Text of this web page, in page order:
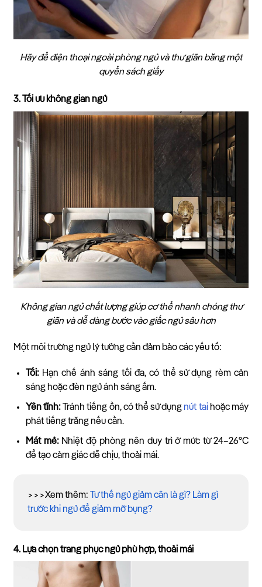
Hãy để điện thoại ngoài phòng ngủ và thư giãn bằng một
quyển sách giấy
3. Tối ưu không gian ngủ
Không gian ngủ chất lượng giúp cơ thể nhanh chóng thư
giãn và dễ dàng bước vào giấc ngủ sâu hơn
Một môi trường ngủ lý tưởng cần đảm bảo các yếu tố:
Tối:Hạn chế ánh sáng tối đa, có thể sử dụng rèm cản
sáng hoặc đèn ngủ ánh sáng ấm.
Yên tĩnh:Tránh tiếng ồn, có thể sử dụngnút taihoặc máy
phát tiếng trắng nếu cần.
Mát mẻ:Nhiệt độ phòng nên duy trì ở mức từ 24–26°C
để tạo cảm giác dễ chịu, thoải mái.
>>>Xem thêm: Tư thế ngủ giảm cân là gì? Làm gì
trước khi ngủ để giảm mỡ bụng?
4. Lựa chọn trang phục ngủ phù hợp, thoải mái